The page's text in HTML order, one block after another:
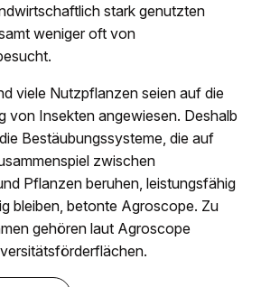
stark genutzten
weniger oft von
viele Nutzpflanzen seien auf die
von Insekten angewiesen. Deshalb
Bestäubungssysteme, die auf
zwischen
Pflanzen beruhen, leistungsfähig
bleiben, betonte Agroscope. Zu
gehören laut Agroscope